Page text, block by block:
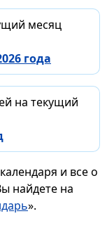
месяц
года
на текущий
и все о
найдете на
».